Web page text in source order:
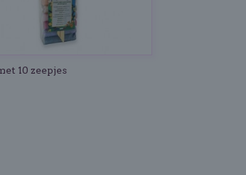
10 zeepjes